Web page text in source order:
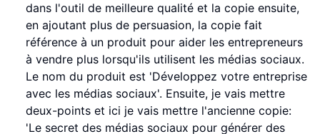
dans l'outil de meilleure qualité et la copie ensuite,
en ajoutant plus de persuasion, la copie fait
référence à un produit pour aider les entrepreneurs
à vendre plus lorsqu'ils utilisent les médias sociaux.
Le nom du produit est 'Développez votre entreprise
avec les médias sociaux'. Ensuite, je vais mettre
deux-points et ici je vais mettre l'ancienne copie:
'Le secret des médias sociaux pour générer des